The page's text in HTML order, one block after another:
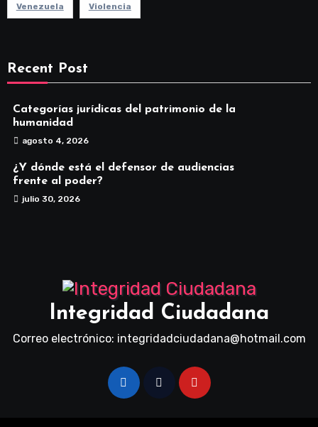
Venezuela Violencia
Recent Post
Categorías jurídicas del patrimonio de la
humanidad
agosto 4, 2026
¿Y dónde está el defensor de audiencias
frente al poder?
julio 30, 2026
Integridad Ciudadana
Correo electrónico: integridadciudadana@hotmail.com